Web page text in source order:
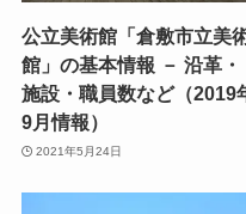
公立美術館「倉敷市立美
館」の基本情報 － 沿革・
施設・職員数など（2019
9月情報）
2021年5月24日